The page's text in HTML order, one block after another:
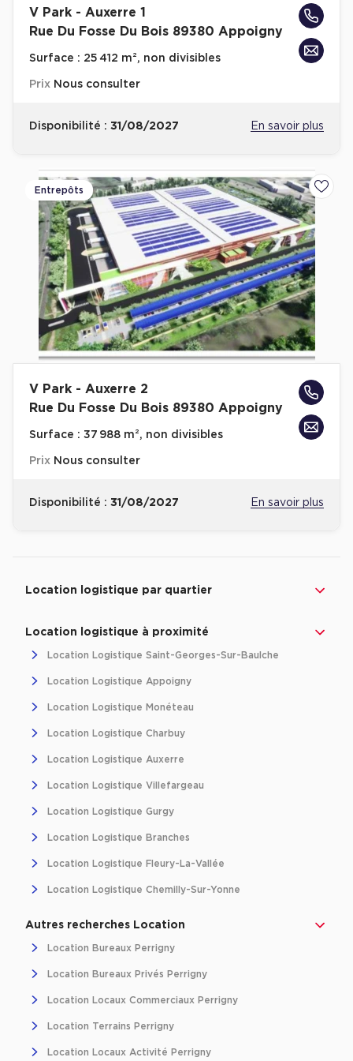
Achat de Bureaux à Rennes
Bureaux certifiés - Environnement
Location bureaux Bellecour - Cordeliers (Lyon)
Haussmanniens
Location d'Entrepôts / Activités
Location d'Entrepôts / Activités à Aix-en-Provence
Location d'Entrepôts / Activités à Saint-Priest
Location d'Entrepôts / Activités à Rennes
Achat d'Entrepôts / Activités
Achat d'Entrepôts / Activités à Lyon
Achat d'Entrepôts / Activités à Dijon
Entrepôts et Locaux d'activités indépendants
Entrepôts et Locaux d'activités avec quai de
Location de plateformes Logistique
Location de plateformes Logistique à Aulnay-sous-Bois
Location de plateformes Logistique à Amiens
Location de plateformes Logistique à Marseille
Location de plateformes Logistique à Le Havre
Achat de plateformes Logistique
Achat de plateformes Logistique en Bretagne
Achat de plateformes Logistique à Lyon
Achat de plateformes Logistique à Marseille
Achat de plateformes Logistique à Dijon
V Park - Auxerre 1
Rue Du Fosse Du Bois 89380 Appoigny
Surface : 25 412 m², non divisibles
Prix Nous consulter
Disponibilité : 31/08/2027 En savoir plus
Entrepôts
V Park - Auxerre 2
Rue Du Fosse Du Bois 89380 Appoigny
Surface : 37 988 m², non divisibles
Prix Nous consulter
Disponibilité : 31/08/2027 En savoir plus
Location logistique par quartier
Location logistique à proximité
Location Logistique Saint-Georges-Sur-Baulche
Location Logistique Appoigny
Location Logistique Monéteau
Location Logistique Charbuy
Location Logistique Auxerre
Location Logistique Villefargeau
Location Logistique Gurgy
Location Logistique Branches
Location Logistique Fleury-La-Vallée
Location Logistique Chemilly-Sur-Yonne
Autres recherches Location
Location Bureaux Perrigny
Location Bureaux Privés Perrigny
Location Locaux Commerciaux Perrigny
Location Terrains Perrigny
Location Locaux Activité Perrigny